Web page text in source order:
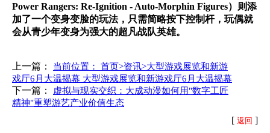
Power Rangers: Re-Ignition - Auto-Morphin Figures）则添
加了一个变身变脸的玩法，只需简略按下控制杆，玩偶就
会从青少年变身为强大的超凡战队英雄。
上一篇： 当前位置： 首页>资讯>大型游戏展览和新游
戏厅6月大温揭幕 大型游戏展览和新游戏厅6月大温揭幕
下一篇：
虚拟与现实交织：大成动漫如何用"数字工匠
精神"重塑游艺产业价值生态
[ 返回 ]